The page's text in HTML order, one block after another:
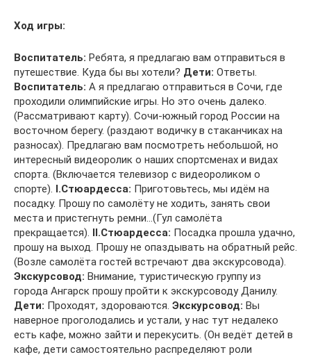
Ход игры:
Воспитатель: Ребята, я предлагаю вам отправиться в
путешествие. Куда бы вы хотели? Дети: Ответы.
Воспитатель: А я предлагаю отправиться в Сочи, где
проходили олимпийские игры. Но это очень далеко.
(Рассматривают карту). Сочи-южный город России на
восточном берегу. (раздают водичку в стаканчиках на
разносах). Предлагаю вам посмотреть небольшой, но
интересный видеоролик о наших спортсменах и видах
спорта. (Включается телевизор с видеороликом о
спорте). I.Стюардесса: Приготовьтесь, мы идём на
посадку. Прошу по самолёту не ходить, занять свои
места и пристегнуть ремни…(Гул самолёта
прекращается). II.Стюардесса: Посадка прошла удачно,
прошу на выход. Прошу не опаздывать на обратный рейс.
(Возле самолёта гостей встречают два экскурсовода).
Экскурсовод: Внимание, туристическую группу из
города Ангарск прошу пройти к экскурсоводу Данилу.
Дети: Проходят, здороваются. Экскурсовод: Вы
наверное проголодались и устали, у нас тут недалеко
есть кафе, можно зайти и перекусить. (Он ведёт детей в
кафе, дети самостоятельно распределяют роли